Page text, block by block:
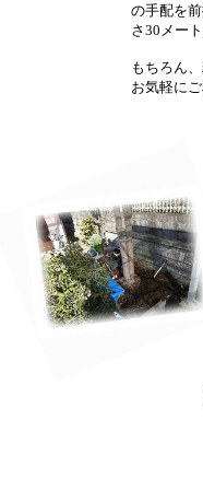
の手配を
さ30メー
もちろん
お気軽に